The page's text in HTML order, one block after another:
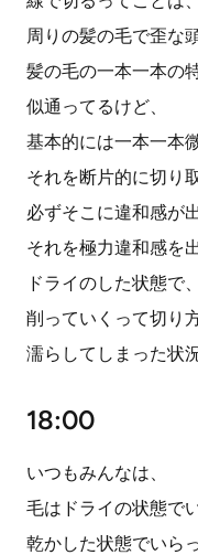
周りの髪の毛で歪な
髪の毛の一本一本の
似通ってるけど、
基本的には一本一本
それを断片的に切り
必ずそこに違和感が出
それを極力違和感を
ドライのした状態で、
削っていくって切り
濡らしてしまった状況
18:00
いつもみんなは、
毛はドライの状態で
乾かした状態でいら